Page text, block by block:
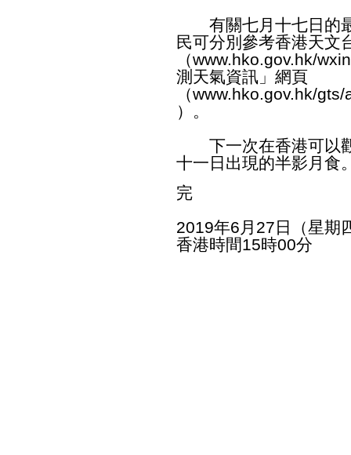
有關七月十七日的最
民可分別參考香港天文
（www.hko.gov.hk/
測天氣資訊」網頁
（www.hko.gov.hk/
）。
下一次在香港可以觀
十一日出現的半影月食
完
2019年6月27日（星期
香港時間15時00分